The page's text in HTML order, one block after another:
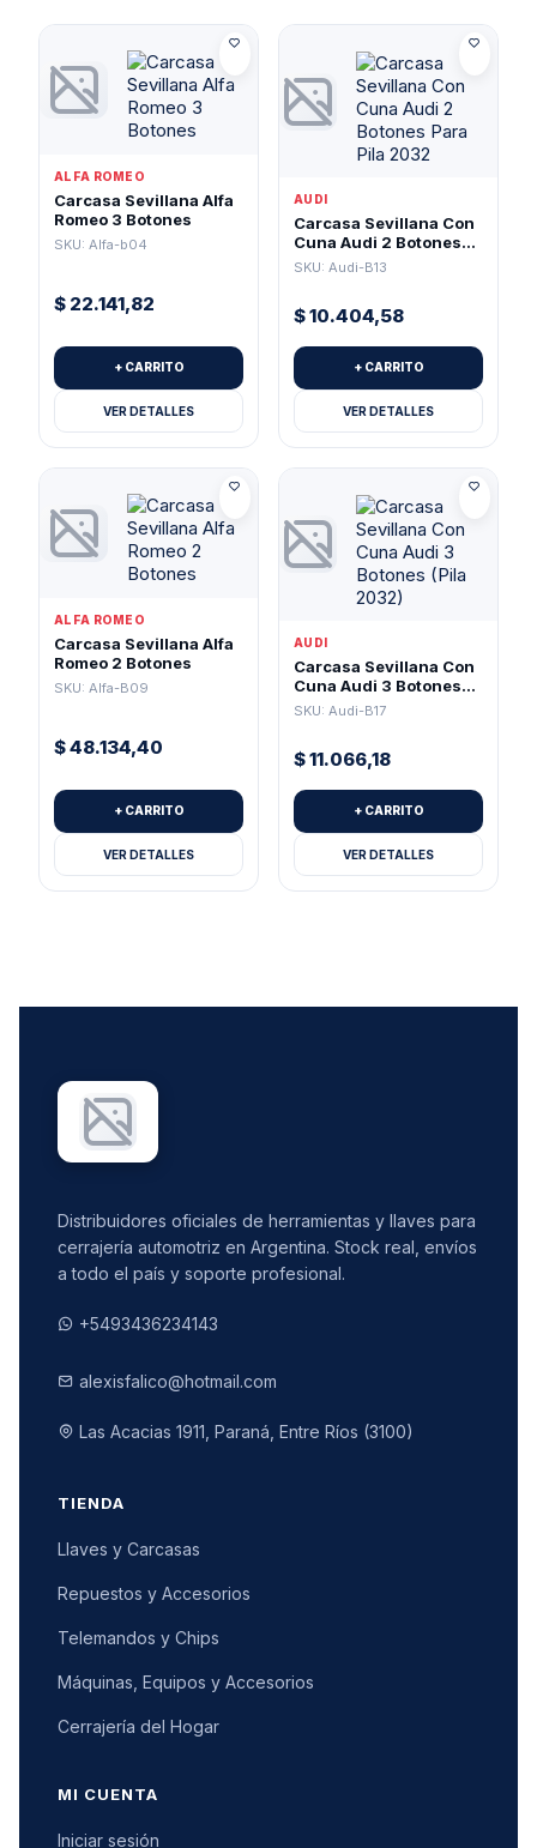
ALFA ROMEO
Carcasa Sevillana Alfa
Romeo 3 Botones
SKU: Alfa-b04
$ 22.141,82
+ CARRITO
VER DETALLES
AUDI
Carcasa Sevillana Con
Cuna Audi 2 Botones
Para Pila 2032
SKU: Audi-B13
$10.404,58
+ CARRITO
VER DETALLES
ALFA ROMEO
Carcasa Sevillana Alfa
Romeo 2 Botones
SKU: Alfa-B09
$48.134,40
+ CARRITO
VER DETALLES
AUDI
Carcasa Sevillana Con
Cuna Audi 3 Botones
(Pila 2032)
SKU: Audi-B17
$11.066,18
+ CARRITO
VER DETALLES
Distribuidores oficiales de herramientas y llaves para
cerrajería automotriz en Argentina. Stock real, envíos
a todo el país y soporte profesional.
+5493436234143
alexisfalico@hotmail.com
Las Acacias 1911, Paraná, Entre Ríos (3100)
TIENDA
Llaves y Carcasas
Repuestos y Accesorios
Telemandos y Chips
Máquinas, Equipos y Accesorios
Cerrajería del Hogar
MI CUENTA
Iniciar sesión